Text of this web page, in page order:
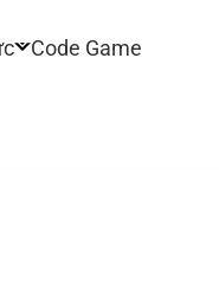
Code Game